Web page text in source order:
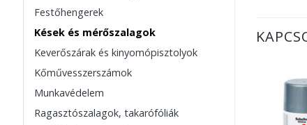
Festőhengerek
Kések és mérőszalagok
Keverőszárak és kinyomópisztolyok
Kőművesszerszámok
Munkavédelem
Ragasztószalagok, takarófóliák